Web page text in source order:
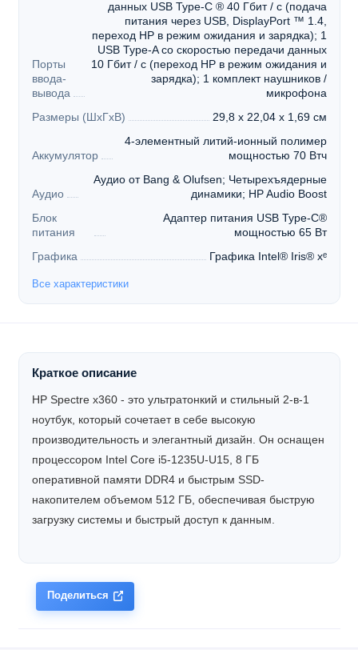
Порты
ввода-
вывода
данных USB Type-C ® 40 Гбит / с (подача
питания через USB, DisplayPort ™ 1.4,
переход HP в режим ожидания и зарядка); 1
USB Type-A со скоростью передачи данных
10 Гбит / с (переход HP в режим ожидания и
зарядка); 1 комплект наушников /
микрофона
Размеры (ШхГхВ)
29,8 x 22,04 x 1,69 см
Аккумулятор
4-элементный литий-ионный полимер
мощностью 70 Втч
Аудио
Аудио от Bang & Olufsen; Четырехъядерные
динамики; HP Audio Boost
Блок
питания
Адаптер питания USB Type-C®
мощностью 65 Вт
Графика
Графика Intel® Iris® xᵉ
Все характеристики
Краткое описание
HP Spectre x360 - это ультратонкий и стильный 2-в-1
ноутбук, который сочетает в себе высокую
производительность и элегантный дизайн. Он оснащен
процессором Intel Core i5-1235U-U15, 8 ГБ
оперативной памяти DDR4 и быстрым SSD-
накопителем объемом 512 ГБ, обеспечивая быструю
загрузку системы и быстрый доступ к данным.
Поделиться